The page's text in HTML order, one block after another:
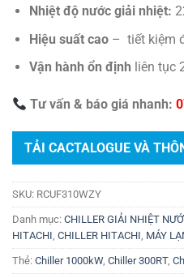
Nhiệt độ nước giải nhiệt:
Hiệu suất cao– tiết kiệm
Vận hành ổn định liên tục
Tư vấn & báo giá nhanh:
TẢI CACTALOGUE VÀ
SKU: RCUF310WZY
Danh mục: CHILLER GIẢI NHIỆT
HITACHI CHILLER HITACHI MÁY
Thẻ: Chiller 1000kW, Chiller 300RT,